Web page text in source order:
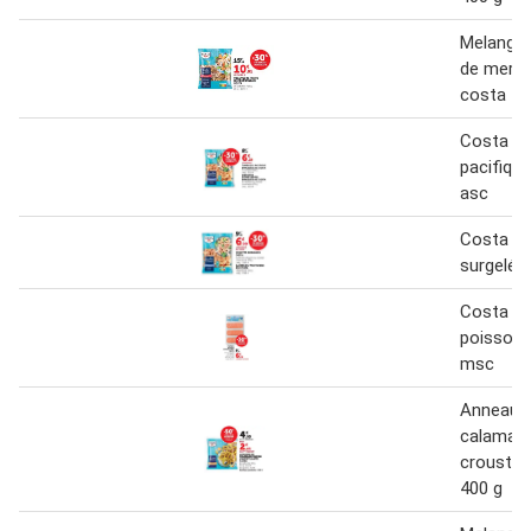
de mer
costa
Costa
asc
Costa
Costa
poisson
msc
400 g